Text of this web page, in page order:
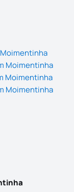
Moimentinha
Moimentinha
Moimentinha